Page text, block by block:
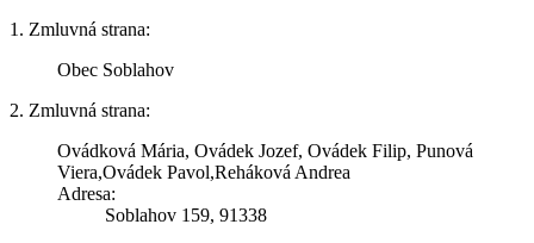
1. Zmluvná strana:
Obec Soblahov
2. Zmluvná strana:
Ovádková Mária, Ovádek Jozef, Ovádek Filip, Punová
Viera,Ovádek Pavol,Reháková Andrea
Adresa:
Soblahov 159, 91338